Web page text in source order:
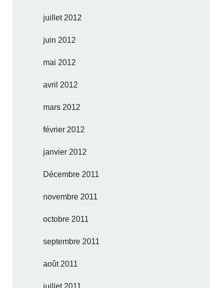
juillet 2012
juin 2012
mai 2012
avril 2012
mars 2012
février 2012
janvier 2012
Décembre 2011
novembre 2011
octobre 2011
septembre 2011
août 2011
juillet 2011